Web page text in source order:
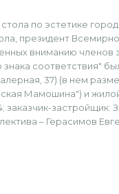
по эстетике
президент
вниманию членов
соответствия"
37) (в нем
Мамошина") и
заказчик-
– Герасимов